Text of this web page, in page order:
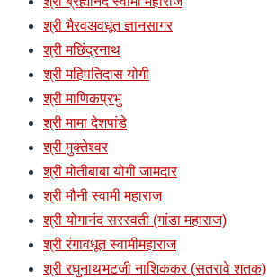
श्री भैरवअवधूत ज्ञानसागर
श्री मछिंद्रनाथ
श्री महिपतिदास योगी
श्री माणिकप्रभु
श्री मामा देशपांडे
श्री मुक्तेश्वर
श्री मोतीबाबा योगी जामदार
श्री मौनी स्वामी महाराज
श्री योगानंद सरस्वती (गांडा महाराज)
श्री रंगावधूत स्वामीमहाराज
श्री रघुनाथभटजी नाशिककर (सतरावे शतक)